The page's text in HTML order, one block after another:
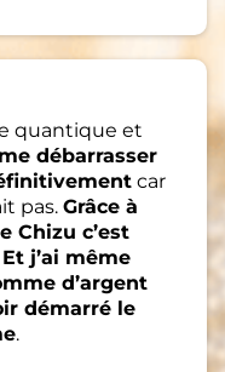
quantique et
débarrasser
car
pas. Grâce à
Chizu c’est
j’ai même
d’argent
démarré le
.